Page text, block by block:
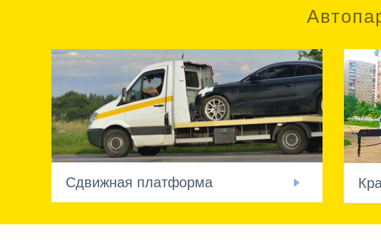
Сдвижная платформа